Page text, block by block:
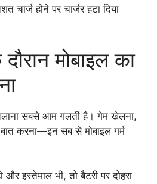
चार्ज होने पर चार्जर हटा दिया
मोबाइल का
सबसे आम गलती है। गेम खेलना,
करना—इन सब से मोबाइल गर्म
और इस्तेमाल भी, तो बैटरी पर दोहरा